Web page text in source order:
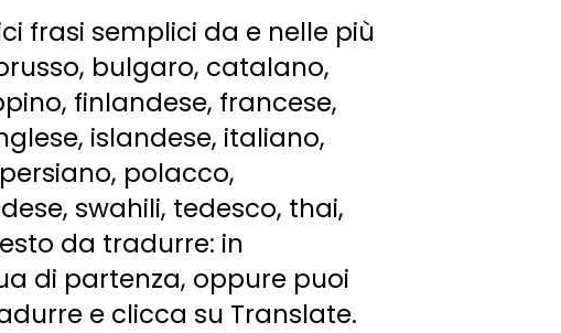
frasi semplici da e nelle più
bulgaro, catalano,
finlandese, francese,
islandese, italiano,
polacco,
swahili, tedesco, thai,
da tradurre: in
di partenza, oppure puoi
e clicca su Translate.